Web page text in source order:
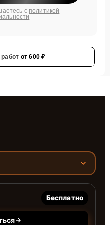
с политикой
от 600 ₽
Бесплатно